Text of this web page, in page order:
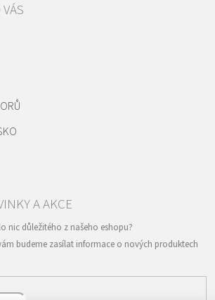
budeme zasílat informace o nových produktech